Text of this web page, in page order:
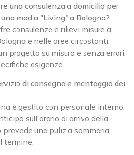
una consulenza a domicilio per
madia "Living" a Bologna?
consulenze e rilievi misure a
e nelle aree circostanti.
progetto su misura e senza errori,
esigenze.
di consegna e montaggio dei
è gestito con personale interno,
sull'orario di arrivo della
prevede una pulizia sommaria
termine.